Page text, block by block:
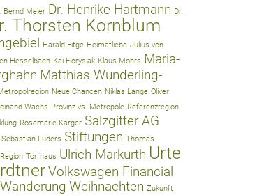
Bernd Meier Dr. Henrike Hartmann Dr.
Thorsten Kornblum
Harald Eitge Heimatliebe Julius von
Hesselbach Kai Florysiak Klaus Mohrs Maria-
Matthias Wunderling-
Neue Chancen Niklas Lange Oliver
Wachs Provinz vs. Metropole Referenzregion
Rosemarie Karger Salzgitter AG
Sebastian Lüders Stiftungen Thomas
Torfhaus Ulrich Markurth Urte
Volkswagen Financial
Wanderung Weihnachten Zukunft